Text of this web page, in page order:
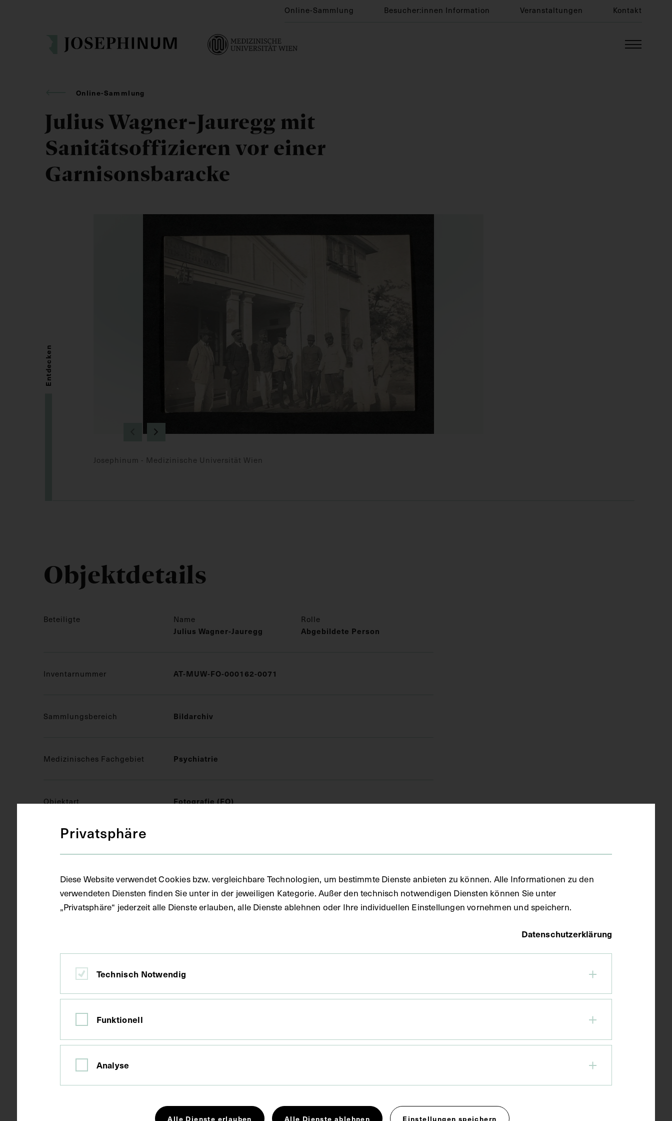
Online-Sammlung Besucher:innen Information Veranstaltungen Kontakt
Online-Sammlung
Julius Wagner-Jauregg mit
Sanitätsoffizieren vor einer
Garnisonsbaracke
Josephinum - Medizinische Universität Wien
Entdecken
Objektdetails
Beteiligte Name Rolle
Julius Wagner-Jauregg Abgebildete Person
Inventarnummer AT-MUW-FO-000162-0071
Sammlungsbereich Bildarchiv
Medizinisches Fachgebiet Psychiatrie
Objektart Fotografie (FO)
circa 1914 - 1918
Papier
Geschichte der Medizin Wien.
Privatsphäre
Diese Website verwendet Cookies bzw. vergleichbare Technologien, um bestimmte Dienste anbieten zu können. Alle Informationen zu den
verwendeten Diensten finden Sie unter in der jeweiligen Kategorie. Außer den technisch notwendigen Diensten können Sie unter
„Privatsphäre“ jederzeit alle Dienste erlauben, alle Dienste ablehnen oder Ihre individuellen Einstellungen vornehmen und speichern.
Datenschutzerklärung
Technisch Notwendig
Funktionell
Analyse
Alle Dienste erlauben Alle Dienste ablehnen Einstellungen speichern